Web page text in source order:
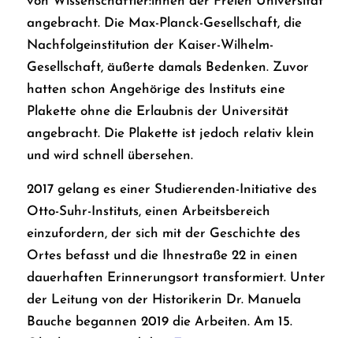
angebracht. Die Max-Planck-Gesellschaft, die
Nachfolgeinstitution der Kaiser-Wilhelm-
Gesellschaft, äußerte damals Bedenken. Zuvor
hatten schon Angehörige des Instituts eine
Plakette ohne die Erlaubnis der Universität
angebracht. Die Plakette ist jedoch relativ klein
und wird schnell übersehen.
2017 gelang es einer Studierenden-Initiative des
Otto-Suhr-Instituts, einen Arbeitsbereich
einzufordern, der sich mit der Geschichte des
Ortes befasst und die Ihnestraße 22 in einen
dauerhaften Erinnerungsort transformiert. Unter
der Leitung von der Historikerin Dr. Manuela
Bauche begannen 2019 die Arbeiten. Am 15.